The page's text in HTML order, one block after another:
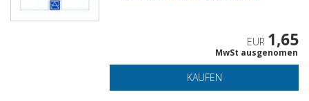
EUR 1,65
MwSt ausgenomen
KAUFEN